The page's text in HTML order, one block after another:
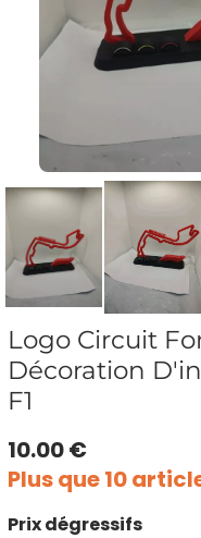
Logo Circuit
Décoration
F1
10.00 €
Plus que 10
Prix dégressifs